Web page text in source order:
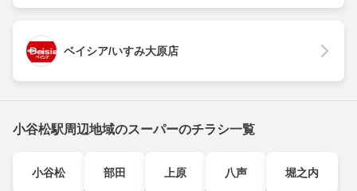
ベイシア/いすみ大原店
小谷松駅周辺地域のスーパーのチラシ一覧
小谷松 部田 上原 八声 堀之内